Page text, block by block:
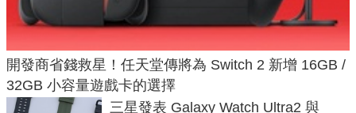
開發商省錢救星！任天堂傳將為 Switch 2 新增 16GB /
32GB 小容量遊戲卡的選擇
三星發表 Galaxy Watch Ultra2 與